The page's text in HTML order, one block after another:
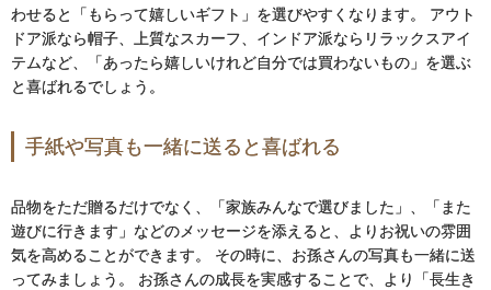
わせると「もらって嬉しいギフト」を選びやすくなります。 アウト
ドア派なら帽子、上質なスカーフ、インドア派ならリラックスアイ
テムなど、「あったら嬉しいけれど自分では買わないもの」を選ぶ
と喜ばれるでしょう。
手紙や写真も一緒に送ると喜ばれる
品物をただ贈るだけでなく、「家族みんなで選びました」、「また
遊びに行きます」などのメッセージを添えると、よりお祝いの雰囲
気を高めることができます。 その時に、お孫さんの写真も一緒に送
ってみましょう。 お孫さんの成長を実感することで、より「長生き